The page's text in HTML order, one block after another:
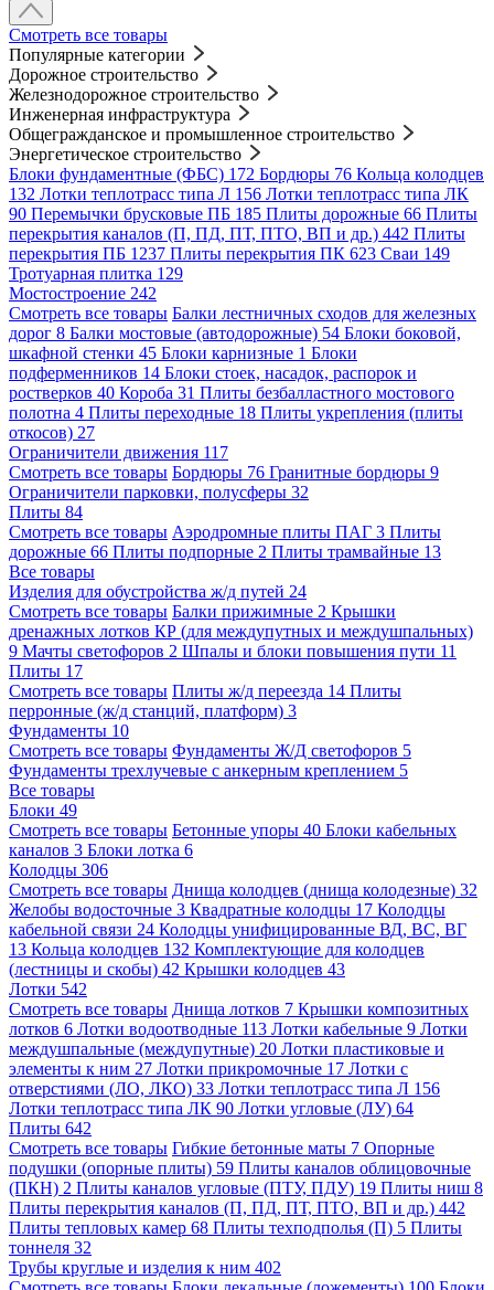
Смотреть все товары
Популярные категории
Дорожное строительство
Железнодорожное строительство
Инженерная инфраструктура
Общегражданское и промышленное строительство
Энергетическое строительство
Блоки фундаментные (ФБС) 172 Бордюры 76 Кольца колодцев
132 Лотки теплотрасс типа Л 156 Лотки теплотрасс типа ЛК
90 Перемычки брусковые ПБ 185 Плиты дорожные 66 Плиты
перекрытия каналов (П, ПД, ПТ, ПТО, ВП и др.) 442 Плиты
перекрытия ПБ 1237 Плиты перекрытия ПК 623 Сваи 149
Тротуарная плитка 129
Мостостроение 242
Смотреть все товары Балки лестничных сходов для железных
дорог 8 Балки мостовые (автодорожные) 54 Блоки боковой,
шкафной стенки 45 Блоки карнизные 1 Блоки
подферменников 14 Блоки стоек, насадок, распорок и
ростверков 40 Короба 31 Плиты безбалластного мостового
полотна 4 Плиты переходные 18 Плиты укрепления (плиты
откосов) 27
Ограничители движения 117
Смотреть все товары Бордюры 76 Гранитные бордюры 9
Ограничители парковки, полусферы 32
Плиты 84
Смотреть все товары Аэродромные плиты ПАГ 3 Плиты
дорожные 66 Плиты подпорные 2 Плиты трамвайные 13
Все товары
Изделия для обустройства ж/д путей 24
Смотреть все товары Балки прижимные 2 Крышки
дренажных лотков КР (для междупутных и междушпальных)
9 Мачты светофоров 2 Шпалы и блоки повышения пути 11
Плиты 17
Смотреть все товары Плиты ж/д переезда 14 Плиты
перронные (ж/д станций, платформ) 3
Фундаменты 10
Смотреть все товары Фундаменты Ж/Д светофоров 5
Фундаменты трехлучевые с анкерным креплением 5
Все товары
Блоки 49
Смотреть все товары Бетонные упоры 40 Блоки кабельных
каналов 3 Блоки лотка 6
Колодцы 306
Смотреть все товары Днища колодцев (днища колодезные) 32
Желобы водосточные 3 Квадратные колодцы 17 Колодцы
кабельной связи 24 Колодцы унифицированные ВД, ВС, ВГ
13 Кольца колодцев 132 Комплектующие для колодцев
(лестницы и скобы) 42 Крышки колодцев 43
Лотки 542
Смотреть все товары Днища лотков 7 Крышки композитных
лотков 6 Лотки водоотводные 113 Лотки кабельные 9 Лотки
междушпальные (междупутные) 20 Лотки пластиковые и
элементы к ним 27 Лотки прикромочные 17 Лотки с
отверстиями (ЛО, ЛКО) 33 Лотки теплотрасс типа Л 156
Лотки теплотрасс типа ЛК 90 Лотки угловые (ЛУ) 64
Плиты 642
Смотреть все товары Гибкие бетонные маты 7 Опорные
подушки (опорные плиты) 59 Плиты каналов облицовочные
(ПКН) 2 Плиты каналов угловые (ПТУ, ПДУ) 19 Плиты ниш 8
Плиты перекрытия каналов (П, ПД, ПТ, ПТО, ВП и др.) 442
Плиты тепловых камер 68 Плиты техподполья (П) 5 Плиты
тоннеля 32
Трубы круглые и изделия к ним 402